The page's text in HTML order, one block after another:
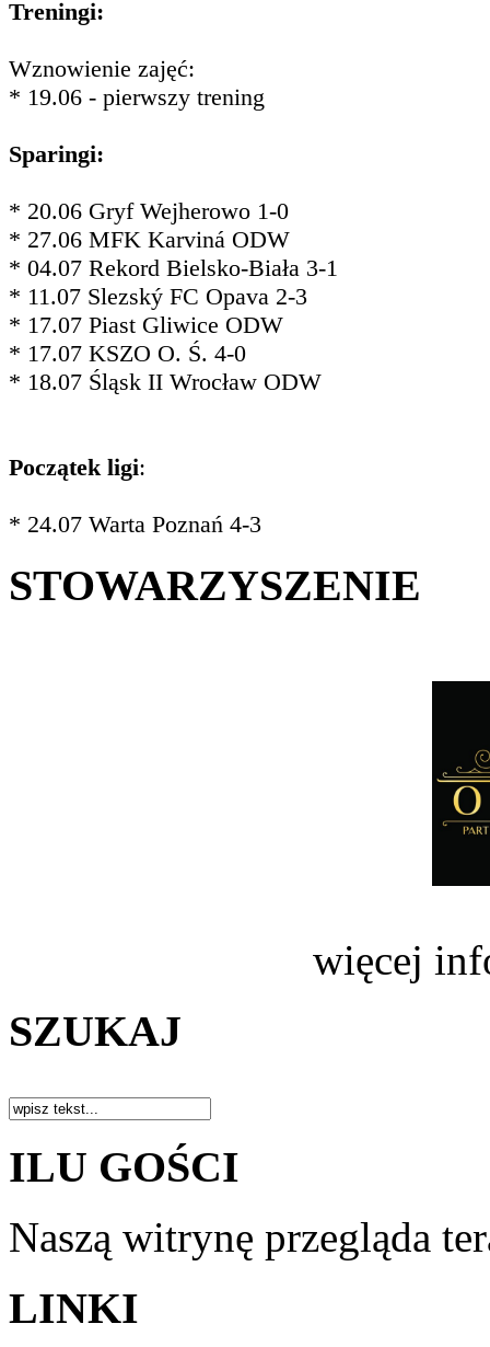
Treningi:
Wznowienie zajęć:
* 19.06 - pierwszy trening
Sparingi:
* 20.06 Gryf Wejherowo 1-0
* 27.06 MFK Karviná ODW
* 04.07 Rekord Bielsko-Biała 3-1
* 11.07 Slezský FC Opava 2-3
* 17.07 Piast Gliwice ODW
* 17.07 KSZO O. Ś. 4-0
* 18.07 Śląsk II Wrocław ODW
Początek ligi:
* 24.07 Warta Poznań 4-3
STOWARZYSZENIE
więcej
SZUKAJ
ILU GOŚCI
Naszą witrynę przegląda
LINKI